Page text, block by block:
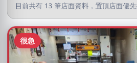
目前共有 13 筆店面資料，置頂店面優
很急